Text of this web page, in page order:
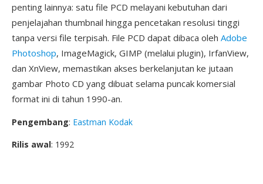
penting lainnya: satu file PCD melayani kebutuhan dari
penjelajahan thumbnail hingga pencetakan resolusi tinggi
tanpa versi file terpisah. File PCD dapat dibaca oleh Adobe
Photoshop, ImageMagick, GIMP (melalui plugin), IrfanView,
dan XnView, memastikan akses berkelanjutan ke jutaan
gambar Photo CD yang dibuat selama puncak komersial
format ini di tahun 1990-an.
Pengembang: Eastman Kodak
Rilis awal: 1992